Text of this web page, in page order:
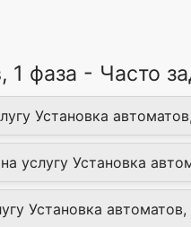
1 фаза - Часто
Установка
услугу Установка
Установка автоматов,